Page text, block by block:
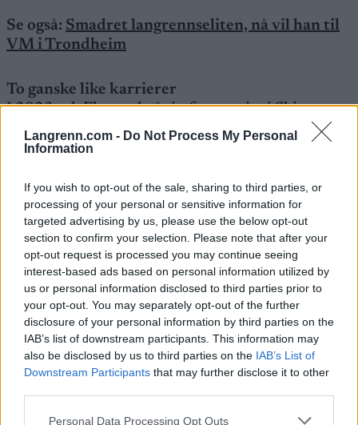
Langrenn.com - Do Not Process My Personal
Information
If you wish to opt-out of the sale, sharing to third parties, or
processing of your personal or sensitive information for
targeted advertising by us, please use the below opt-out
section to confirm your selection. Please note that after your
opt-out request is processed you may continue seeing
interest-based ads based on personal information utilized by
us or personal information disclosed to third parties prior to
your opt-out. You may separately opt-out of the further
disclosure of your personal information by third parties on the
IAB’s list of downstream participants. This information may
also be disclosed by us to third parties on the IAB’s List of
Downstream Participants that may further disclose it to other
Please note that this website/app uses one or more Google
Personal Data Processing Opt Outs
Se også: Smadret langrennseliten, nå vil han til
VM i Trondheim
To ganske like karrierer
I 2023 tok Fleten altså sin første seier i Ski
Classics, da hun vant Vasaloppet. I vinter vant hun
åtte av de 14 Ski Classics-løpene hun deltok i, var
langløpsserien sammenlagt med over 500 poengs
margin til neste løper.
Se også:Er hun Ski Classics svar på Therese
Johaug?
Det er nesten nøyaktig det samme som skjedde for
Persson året før: Han vant Vasaloppet og
ytterligere åtte av de totalt 14 langløpene i Ski
Classics vinteren 2022/23. Han var da også den